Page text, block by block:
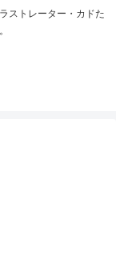
ストレーター・カドた